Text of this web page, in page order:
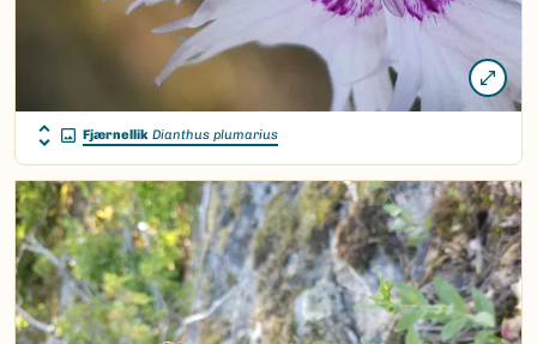
Fjærnellik Dianthus plumarius